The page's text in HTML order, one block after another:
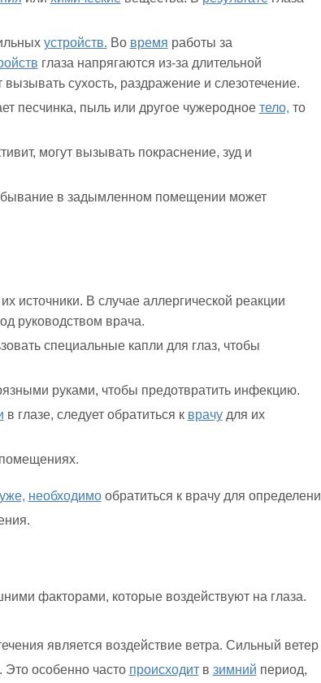
устройств. Во время работы за
глаза напрягаются из-за длительной
сухость, раздражение и слезотечение.
песчинка, пыль или другое чужеродное тело, то
могут вызывать покраснение, зуд и
в задымленном помещении может
источники. В случае аллергической реакции
руководством врача.
специальные капли для глаз, чтобы
руками, чтобы предотвратить инфекцию.
в глазе, следует обратиться к врачудля их
необходимообратиться к врачу для
факторами, которые воздействуют на глаза.
является воздействие ветра. Сильный ветер
Это особенно часто происходитв зимний период,